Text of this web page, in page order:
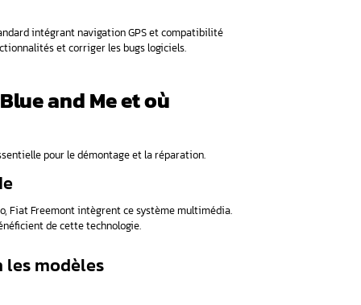
Blue and Me ?
Blue and Me ?
Me ou faut-il un professionnel ?
Blue and Me et
Ricerche FIAT) et Magneti Marelli entre 2003 et
connectivité Bluetooth, commandes vocales et
système Blue and Me
électronique complexe qui gère plusieurs composants